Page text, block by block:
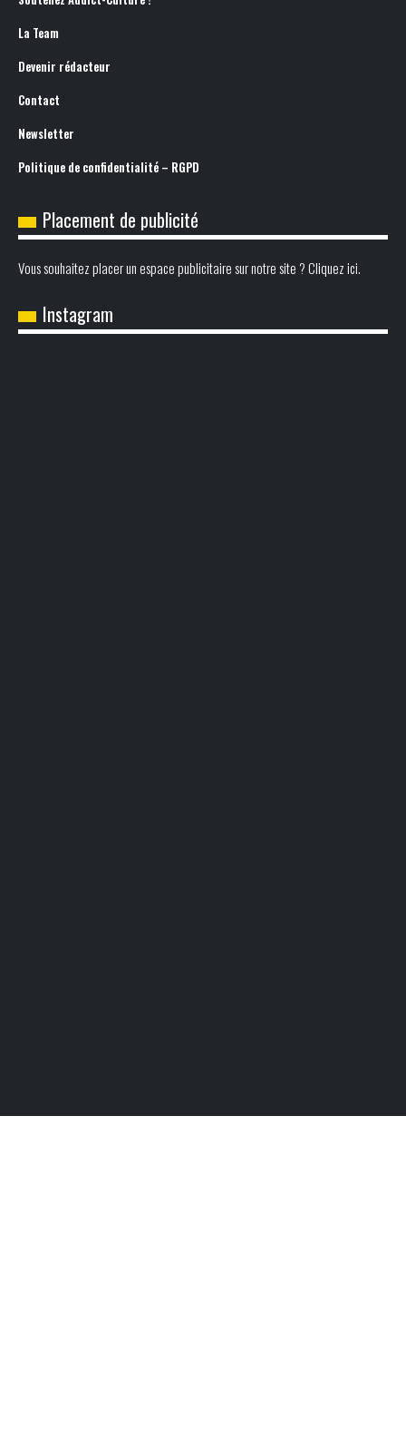
La Team
Devenir rédacteur
Contact
Newsletter
Politique de confidentialité – RGPD
Placement de publicité
Vous souhaitez placer un espace publicitaire sur notre site ? Cliquez ici.
Instagram